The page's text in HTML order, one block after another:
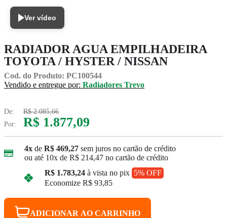
Ver vídeo
RADIADOR AGUA EMPILHADEIRA
TOYOTA / HYSTER / NISSAN
Cod. do Produto: PC100544
Vendido e entregue por: Radiadores Trevo
De:
R$ 2.085,66
Por:
R$ 1.877,09
4x de R$ 469,27 sem juros no cartão de crédito
ou até 10x de R$ 214,47 no cartão de crédito
R$ 1.783,24 à vista no pix 5% OFF
Economize R$ 93,85
ADICIONAR AO CARRINHO